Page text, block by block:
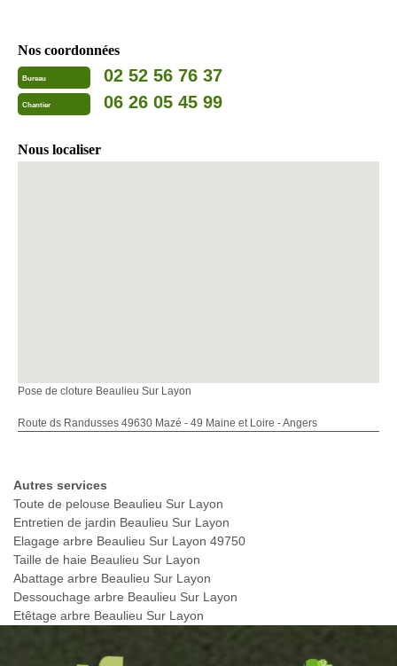
Nos coordonnées
Bureau 02 52 56 76 37
Chantier 06 26 05 45 99
Nous localiser
Pose de cloture Beaulieu Sur Layon
Route ds Randusses 49630 Mazé - 49 Maine et Loire - Angers
Autres services
Toute de pelouse Beaulieu Sur Layon
Entretien de jardin Beaulieu Sur Layon
Elagage arbre Beaulieu Sur Layon 49750
Taille de haie Beaulieu Sur Layon
Abattage arbre Beaulieu Sur Layon
Dessouchage arbre Beaulieu Sur Layon
Etêtage arbre Beaulieu Sur Layon